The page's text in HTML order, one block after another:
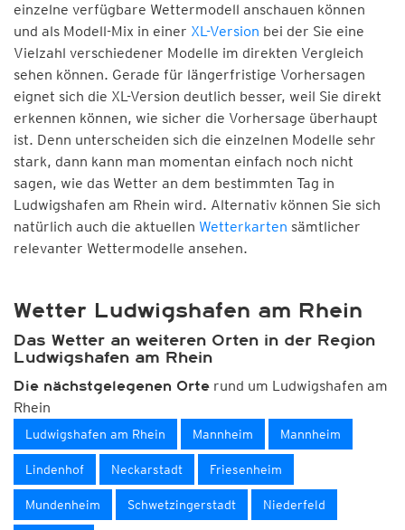
einzelne verfügbare Wettermodell anschauen können
und als Modell-Mix in einer XL-Version bei der Sie eine
Vielzahl verschiedener Modelle im direkten Vergleich
sehen können. Gerade für längerfristige Vorhersagen
eignet sich die XL-Version deutlich besser, weil Sie direkt
erkennen können, wie sicher die Vorhersage überhaupt
ist. Denn unterscheiden sich die einzelnen Modelle sehr
stark, dann kann man momentan einfach noch nicht
sagen, wie das Wetter an dem bestimmten Tag in
Ludwigshafen am Rhein wird. Alternativ können Sie sich
natürlich auch die aktuellen Wetterkarten sämtlicher
relevanter Wettermodelle ansehen.
Wetter Ludwigshafen am Rhein
Das Wetter an weiteren Orten in der Region
Ludwigshafen am Rhein
Die nächstgelegenen Orte rund um Ludwigshafen am
Rhein
Ludwigshafen am Rhein Mannheim Mannheim
Lindenhof Neckarstadt Friesenheim
Mundenheim Schwetzingerstadt Niederfeld